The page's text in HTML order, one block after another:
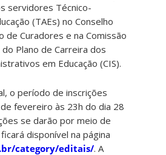
servidores Técnico-
(TAEs) no Conselho
de Curadores e na Comissão
Plano de Carreira dos
em Educação (CIS).
o período de inscrições
fevereiro às 23h do dia 28
se darão por meio de
disponível na página
category/editais/. A